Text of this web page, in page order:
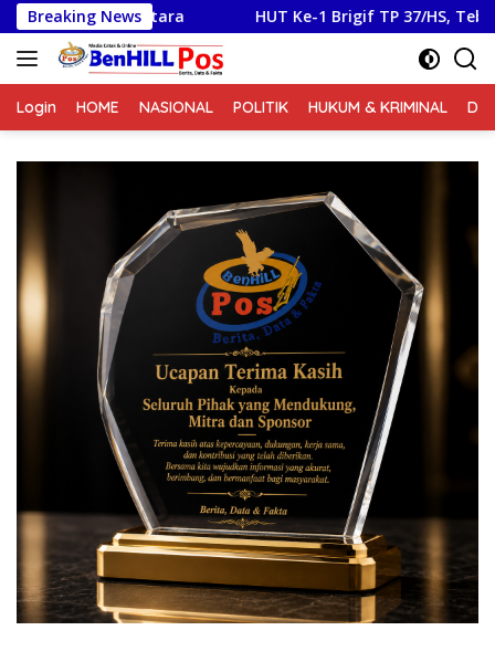
Langsung
ke
konten
Breaking News
HUT Ke-1 Brigif TP 37/HS, Tebar Kepedulian Melalui
Login HOME NASIONAL POLITIK HUKUM & KRIMINAL